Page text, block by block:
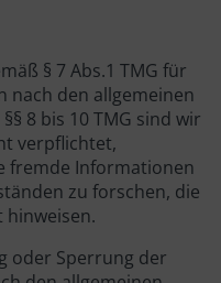
§ 7 Abs.1 TMG für
nach den allgemeinen
8 bis 10 TMG sind wir
verpflichtet,
fremde Informationen
zu forschen, die
hinweisen.
oder Sperrung der